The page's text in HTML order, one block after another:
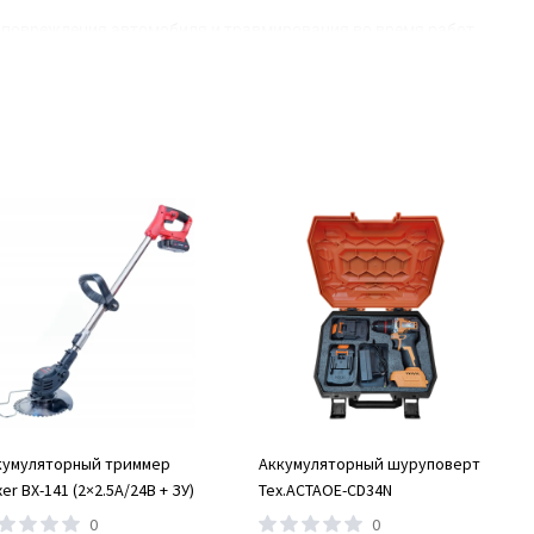
выполнять. Оцените, какие работы вы будете выполнять
а для ремонта двигателя - специальные комплекты.
сделать правильный выбор. Если у вас возникли вопросы, не
самым высоким стандартам качества и изготовлены
включая скидки на популярные товары и специальные
триммер
BX-141 (2×2.5А/24В + ЗУ)
0
Аккумуляторный шуруповерт
Tex.ACTAOE-CD34N
0